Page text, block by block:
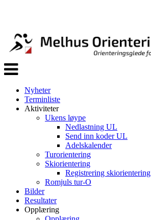
Veksle
navigasjon
Nyheter
Terminliste
Aktiviteter
Ukens løype
Nedlastning UL
Send inn koder UL
Adelskalender
Turorientering
Skiorientering
Registrering skiorientering
Romjuls tur-O
Bilder
Resultater
Opplæring